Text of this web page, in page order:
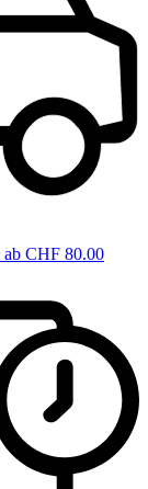
ab CHF 80.00